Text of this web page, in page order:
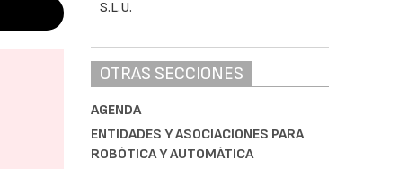
OTRAS SECCIONES
AGENDA
ENTIDADES Y ASOCIACIONES PARA
ROBÓTICA Y AUTOMÁTICA